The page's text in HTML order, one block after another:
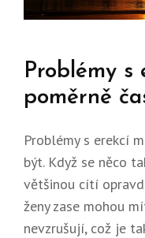
Problémy s
poměrně
Problémy s erekcí
být. Když se něco
většinou cítí
ženy zase mohou
nevzrušují, což je